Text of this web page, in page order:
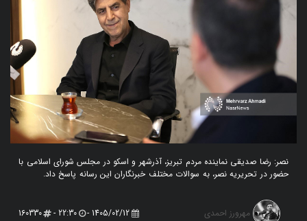
نصر: رضا صدیقی نماینده مردم تبریز، آذرشهر و اسکو در مجلس شورای اسلامی با
حضور در تحریریه نصر، به سوالات مختلف خبرنگاران این رسانه پاسخ داد.
مهرورز احمدی 1405/02/12 -
22:30 -
160330